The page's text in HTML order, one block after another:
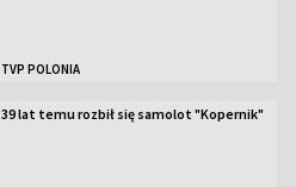
TVP POLONIA
39 lat temu rozbił się samolot "Kopernik"